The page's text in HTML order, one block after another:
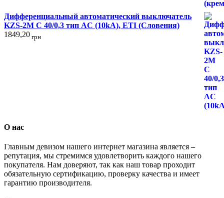
Дифференциальный автоматический выключатель
KZS-2M C 40/0,3 тип AC (10kA), ETI (Словения)
1849,20 грн
О нас
Главным девизом нашего интернет магазина является –
репутация, мы стремимся удовлетворить каждого нашего
покупателя. Нам доверяют, так как наш товар проходит
обязательную сертификацию, проверку качества и имеет
гарантию производителя.